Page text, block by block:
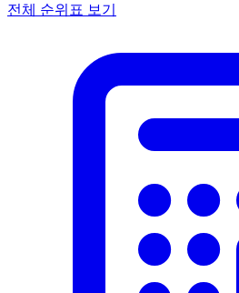
전체 순위표 보기